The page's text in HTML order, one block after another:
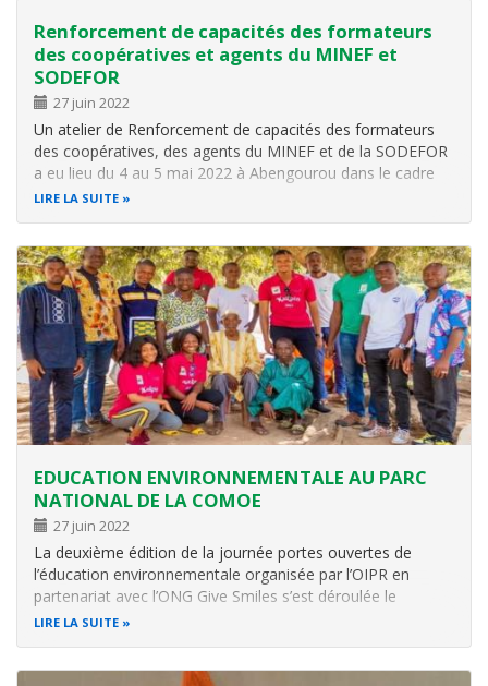
Renforcement de capacités des formateurs
des coopératives et agents du MINEF et
SODEFOR
27 juin 2022
Un atelier de Renforcement de capacités des formateurs
des coopératives, des agents du MINEF et de la SODEFOR
a eu lieu du 4 au 5 mai 2022 à Abengourou dans le cadre
de la Campagne de Sensibilisation NESTLE-Rainforest
LIRE LA SUITE
EDUCATION ENVIRONNEMENTALE AU PARC
NATIONAL DE LA COMOE
27 juin 2022
La deuxième édition de la journée portes ouvertes de
l’éducation environnementale organisée par l’OIPR en
partenariat avec l’ONG Give Smiles s’est déroulée le
vendredi 20 mai 2022 au Centre d’information et
LIRE LA SUITE